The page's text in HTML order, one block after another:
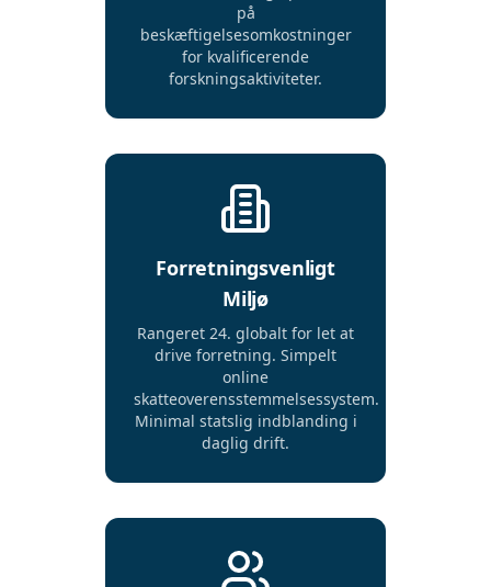
på
beskæftigelsesomkostninger
for kvalificerende
forskningsaktiviteter.
Forretningsvenligt
Miljø
Rangeret 24. globalt for let at
drive forretning. Simpelt
online
skatteoverensstemmelsessystem.
Minimal statslig indblanding i
daglig drift.